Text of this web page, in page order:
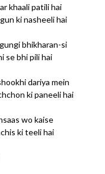
khaali patili hai
ki nasheeli hai
bhikharan-si
se bhi pili hai
dariya mein
ki paneeli hai
wo kaise
ki teeli hai